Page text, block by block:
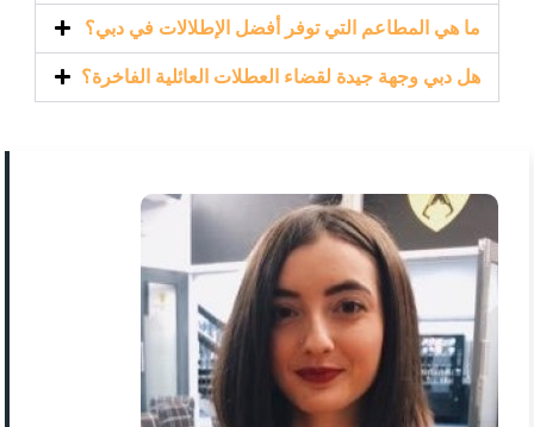
ما هي المطاعم التي توفر أفضل الإطلالات في دبي؟
هل دبي وجهة جيدة لقضاء العطلات العائلية الفاخرة؟